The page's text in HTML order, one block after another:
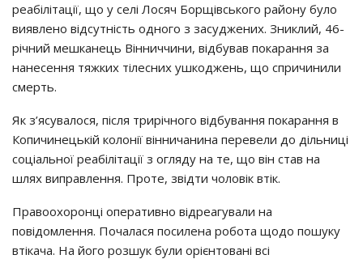
реабілітації, що у селі Лосяч Борщівського району було
виявлено відсутність одного з засуджених. Зниклий, 46-
річний мешканець Вінниччини, відбував покарання за
нанесення тяжких тілесних ушкоджень, що спричинили
смерть.
Як з’ясувалося, після трирічного відбування покарання в
Копичинецькій колонії вінничанина перевели до дільниці
соціальної реабілітації з огляду на те, що він став на
шлях виправлення. Проте, звідти чоловік втік.
Правоохоронці оперативно відреагували на
повідомлення. Почалася посилена робота щодо пошуку
втікача. На його розшук були орієнтовані всі